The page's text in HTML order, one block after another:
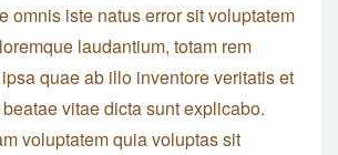
omnis iste natus error sit voluptatem
laudantium, totam rem
quae ab illo inventore veritatis et
vitae dicta sunt explicabo.
voluptatem quia voluptas sit